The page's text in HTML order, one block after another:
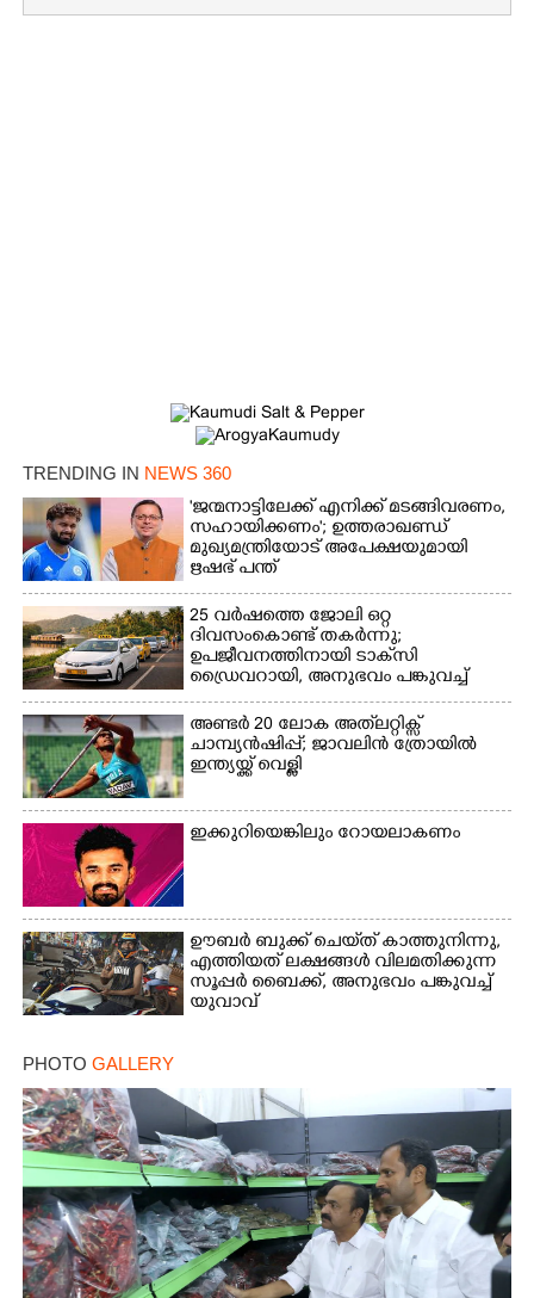
TRENDING IN NEWS 360
'ജന്മനാട്ടിലേക്ക് എനിക്ക് മടങ്ങിവരണം,
സഹായിക്കണം'; ഉത്തരാഖണ്ഡ്
മുഖ്യമന്ത്രിയോട് അപേക്ഷയുമായി
ഋഷഭ് പന്ത്
25 വർഷത്തെ ജോലി ഒറ്റ
ദിവസംകൊണ്ട് തകർന്നു;
ഉപജീവനത്തിനായി ടാക്‌സി
ഡ്രൈവറായി,​ അനുഭവം പങ്കുവച്ച്
യുവതി
അണ്ടർ 20 ലോക അത്‌ലറ്റിക്സ്
ചാമ്പ്യൻഷിപ്പ്; ജാവലിൻ ത്രോയിൽ
ഇന്ത്യയ്ക്ക് വെള്ളി
ഇക്കുറിയെങ്കിലും റോയലാകണം
ഊബർ ബുക്ക് ചെയ്‌ത് കാത്തുനിന്നു,​
എത്തിയത് ലക്ഷങ്ങൾ വിലമതിക്കുന്ന
സൂപ്പർ ബൈക്ക്,​ അനുഭവം പങ്കുവച്ച്
യുവാവ്
PHOTO GALLERY
Copy Link